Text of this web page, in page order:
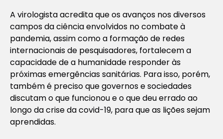
A virologista acredita que os avanços nos diversos
campos da ciência envolvidos no combate à
pandemia, assim como a formação de redes
internacionais de pesquisadores, fortalecem a
capacidade de a humanidade responder às
próximas emergências sanitárias. Para isso, porém,
também é preciso que governos e sociedades
discutam o que funcionou e o que deu errado ao
longo da crise da covid-19, para que as lições sejam
aprendidas.